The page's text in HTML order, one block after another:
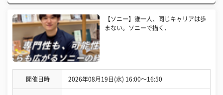
【ソニー】誰一人、同じキャリアは歩
まない。ソニーで描く、
開催日時 2026年08月19日(水) 16:00〜16:50